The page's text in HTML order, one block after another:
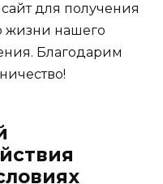
для получения
жизни нашего
Благодарим